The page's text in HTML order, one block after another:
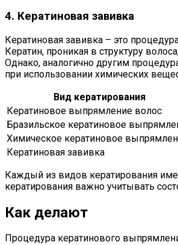
4. Кератиновая завивка
Кератиновая завивка – это
Кератин, проникая в структуру
Однако, аналогично другим
при использовании химических
Вид кератирования
Кератиновое выпрямление волос
Бразильское кератиновое
Химическое кератиновое
Кератиновая завивка
Каждый из видов кератирования
кератирования важно учитывать
Как делают
Процедура кератинового